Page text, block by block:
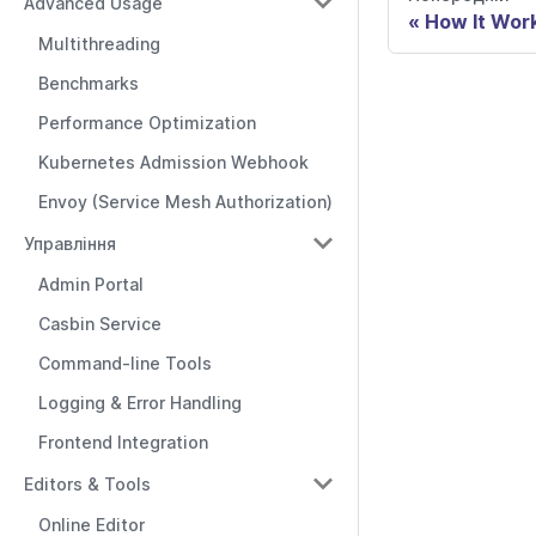
Multithreading
Benchmarks
Performance Optimization
Kubernetes Admission Webhook
Envoy (Service Mesh Authorization)
Управління
Admin Portal
Casbin Service
Command-line Tools
Logging & Error Handling
Frontend Integration
Editors & Tools
Online Editor
How It